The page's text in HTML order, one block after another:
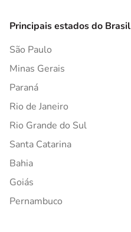
Principais estados do Brasil
São Paulo
Minas Gerais
Paraná
Rio de Janeiro
Rio Grande do Sul
Santa Catarina
Bahia
Goiás
Pernambuco